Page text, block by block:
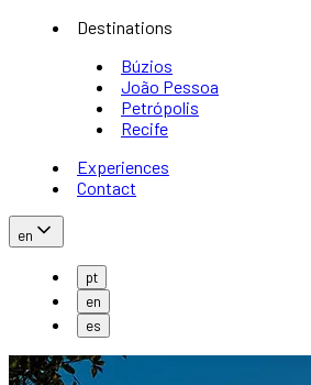
Destinations
Búzios
João Pessoa
Petrópolis
Recife
Experiences
Contact
en
pt
en
es